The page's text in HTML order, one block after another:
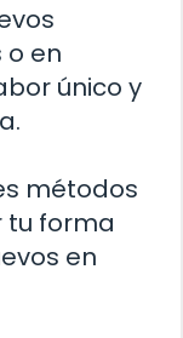
o en
único y
métodos
tu forma
en